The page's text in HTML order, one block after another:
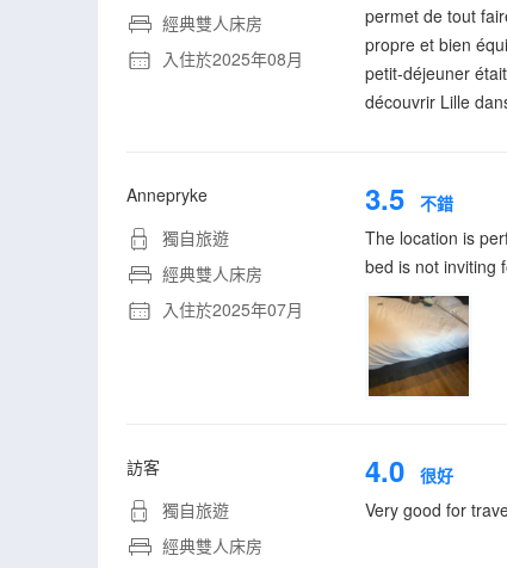
經典雙人床房
入住於2025年08月
permet de tout
propre et bien
petit-déjeuner
découvrir Lille
Annepryke
獨自旅遊
經典雙人床房
入住於2025年07月
3.5 不錯
The location is
bed is not inviting
訪客
獨自旅遊
經典雙人床房
4.0 很好
Very good for